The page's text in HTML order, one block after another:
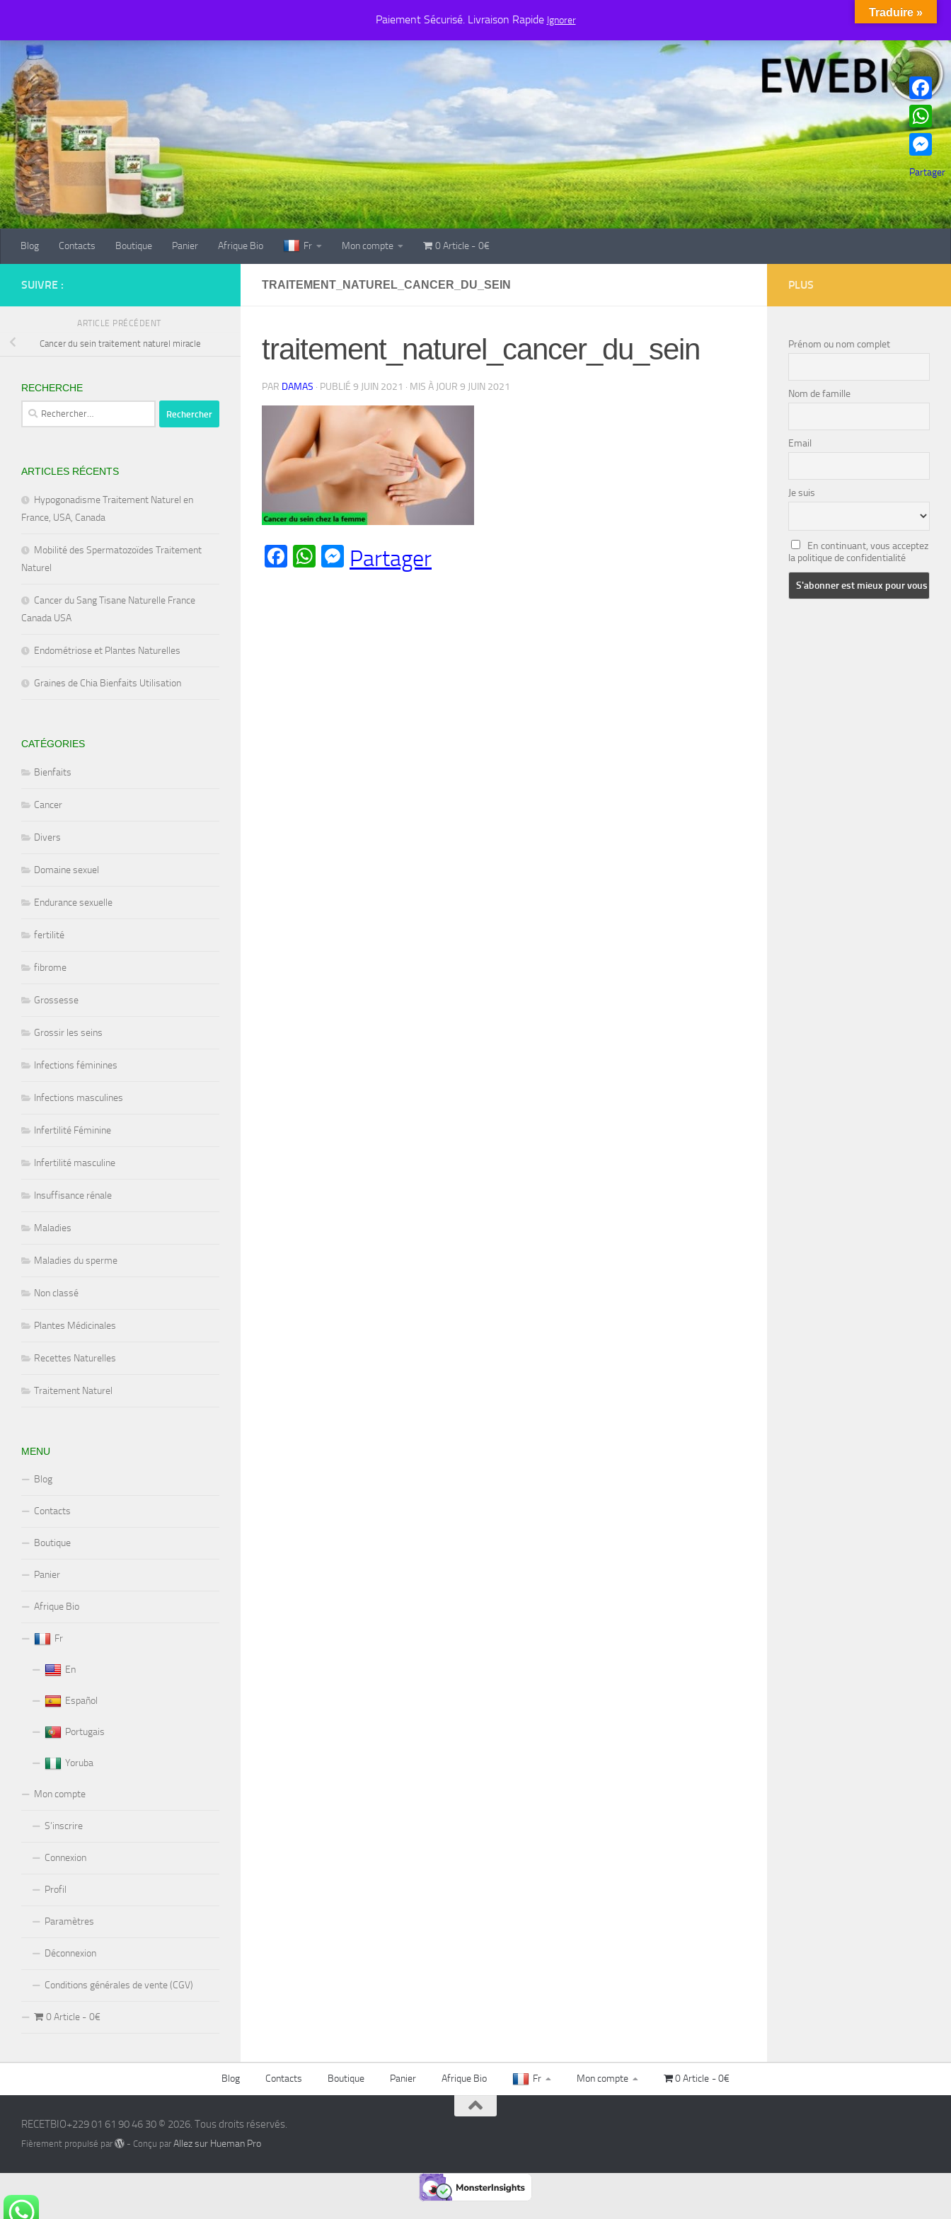
Paiement Sécurisé. Livraison Rapide Ignorer
Mon compte 0 Article 0€
Blog Contacts Boutique Panier Afrique Bio Fr Mon compte 0 Article 0€
TRAITEMENT_NATUREL_CANCER_DU_SEIN
traitement_naturel_cancer_du_sein
PAR DAMAS · PUBLIÉ 9 JUIN 2021 · MIS À JOUR 9 JUIN 2021
Facebook
WhatsApp
Messenger
Partager
SUIVRE :
ARTICLE PRÉCÉDENT
Cancer du sein traitement naturel miracle
RECHERCHE
Rechercher :
ARTICLES RÉCENTS
Hypogonadisme Traitement Naturel en
France, USA, Canada
Mobilité des Spermatozoïdes Traitement
Naturel
Cancer du Sang Tisane Naturelle France
Canada USA
Endométriose et Plantes Naturelles
Graines de Chia Bienfaits Utilisation
CATÉGORIES
Bienfaits
Cancer
Divers
Domaine sexuel
Endurance sexuelle
fertilité
fibrome
Grossesse
Grossir les seins
Infections féminines
Infections masculines
Infertilité Féminine
Infertilité masculine
Insuffisance rénale
Maladies
Maladies du sperme
Non classé
Plantes Médicinales
Recettes Naturelles
Traitement Naturel
MENU
Blog
Contacts
Boutique
Panier
Afrique Bio
Fr
En
Español
Portugais
Yoruba
Mon compte
S’inscrire
Connexion
Profil
Paramètres
Déconnexion
Conditions générales de vente (CGV)
0 Article 0€
PLUS
Prénom ou nom complet
Nom de famille
Email
Je suis
En continuant, vous acceptez
la politique de confidentialité
Blog Contacts Boutique Panier Afrique Bio Fr Mon compte 0 Article 0€
RECETBIO+229 01 61 90 46 30 © 2026. Tous droits réservés.
Fièrement propulsé par - Conçu par Allez sur Hueman Pro
Facebook
WhatsApp
Partager
Traduire »